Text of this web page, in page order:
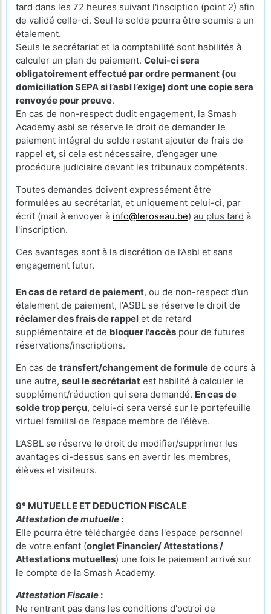
tard dans les 72 heures suivant l'insciption (point 2) afin
de validé celle-ci. Seul le solde pourra être soumis a un
étalement.
Seuls le secrétariat et la comptabilité sont habilités à
calculer un plan de paiement. Celui-ci sera
obligatoirement effectué par ordre permanent (ou
domiciliation SEPA si l’asbl l’exige) dont une copie sera
renvoyée pour preuve.
En cas de non-respect dudit engagement, la Smash
Academy asbl se réserve le droit de demander le
paiement intégral du solde restant ajouter de frais de
rappel et, si cela est nécessaire, d’engager une
procédure judiciaire devant les tribunaux compétents.
Toutes demandes doivent expressément être
formulées au secrétariat, et uniquement celui-ci, par
écrit (mail à envoyer à info@leroseau.be) au plus tard à
l'inscription.
Ces avantages sont à la discrétion de l’Asbl et sans
engagement futur.
En cas de retard de paiement, ou de non-respect d’un
étalement de paiement, l'ASBL se réserve le droit de
réclamer des frais de rappel et de retard
supplémentaire et de bloquer l'accès pour de futures
réservations/inscriptions.
En cas de transfert/changement de formule de cours à
une autre, seul le secrétariat est habilité à calculer le
supplément/réduction qui sera demandé. En cas de
solde trop perçu, celui-ci sera versé sur le portefeuille
virtuel familial de l’espace membre de l’élève.
L’ASBL se réserve le droit de modifier/supprimer les
avantages ci-dessus sans en avertir les membres,
élèves et visiteurs.
9° MUTUELLE ET DEDUCTION FISCALE
Attestation de mutuelle :
Elle pourra être téléchargée dans l'espace personnel
de votre enfant (onglet Financier/ Attestations /
Attestations mutuelles) une fois le paiement arrivé sur
le compte de la Smash Academy.
Attestation Fiscale :
Ne rentrant pas dans les conditions d'octroi de